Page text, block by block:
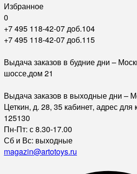
Избранное
0
+7 495 118-42-07 доб.104
+7 495 118-42-07 доб.115
Выдача заказов в будние дни –
шоссе,дом 21
Выдача заказов в выходные дни –
Цеткин, д. 28, 35 кабинет, адрес для
125130
Пн-Пт: с 8.30-17.00
Сб и Вс: выходные
magazin@artotoys.ru